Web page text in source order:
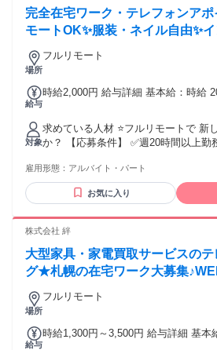
ー・ー・ー・ー・ー・ー・ー・ー
完全在宅ワーク・テレフォンア
モートOK✨服装・ネイル自由✨
場所
フルリモート
給与
時給2,000円 給与詳細 基本給：時給 2000円 ⭐インセ
対象
求めている人材 ⭐フルリモートで 新
か？ 【応募条件】 ✅週20時間以上勤務できる方 ✅コールセン
たは法人営業のご経験がある方 ★第二新卒歓迎 ★フリーター
歓迎 ★ブランクOK ★フルリモート
リモートワークOK ⏩活かせる知識やスキル ───────────
ング、 コールセンター、営業事務、
雇用形態： アルバイト・パート
お気に入り
株式会社 絆
大型家具・家電買取サービスの
グ★札幌の在宅ワーク大募集
場所
フルリモート
給与
時給1,300円～3,500円 給与詳細 基本